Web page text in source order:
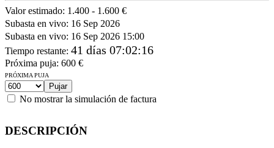
Valor estimado: 1.400 - 1.600 €
Subasta en vivo: 16 Sep 2026
Subasta en vivo: 16 Sep 2026 15:00
Tiempo restante: 41 días 07:02:16
Próxima puja: 600 €
PRÓXIMA PUJA
No mostrar la simulación de factura
DESCRIPCIÓN